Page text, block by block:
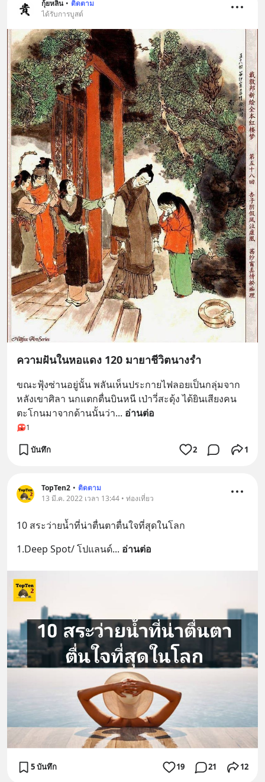
กุ้ยหลิน • ติดตาม
ได้รับการบูสต์
ความฝันในหอแดง 120 มายาชีวิตนางรำ
ขณะฟุ้งซ่านอยู่นั้น พลันเห็นประกายไฟลอยเป็นกลุ่มจาก
หลังเขาศิลา นกแตกตื่นบินหนี เป่าวี่สะดุ้ง ได้ยินเสียงคน
ตะโกนมาจากด้านนั้นว่า... อ่านต่อ
1
บันทึก 2 1
TopTen2 • ติดตาม
13 มี.ค. 2022 เวลา 13:44 • ท่องเที่ยว
10 สระว่ายน้ำที่น่าตื่นตาตื่นใจที่สุดในโลก
1.Deep Spot/ โปแลนด์... อ่านต่อ
5 บันทึก 19 21 12